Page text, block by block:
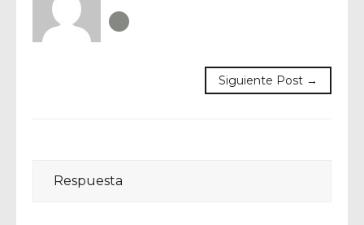
Siguiente Post →
Respuesta